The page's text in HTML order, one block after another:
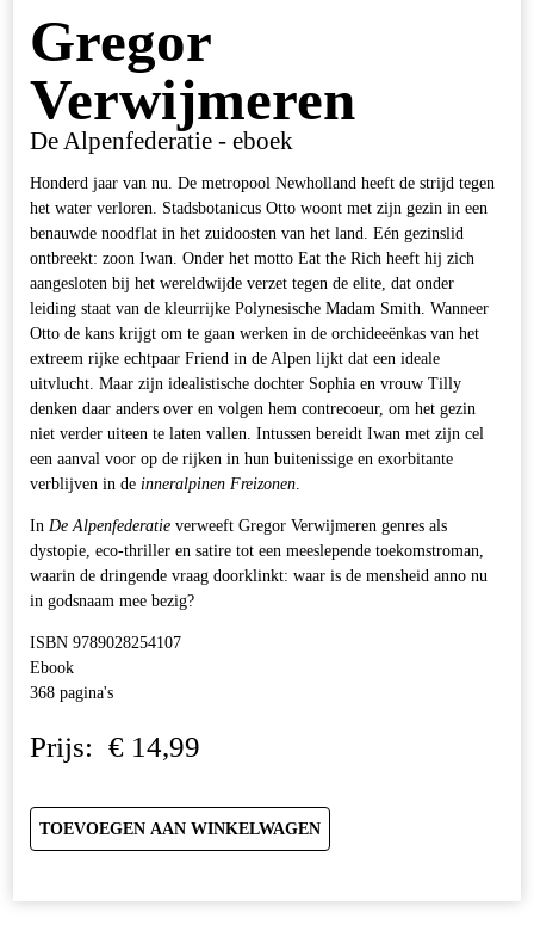
Gregor
Verwijmeren
De Alpenfederatie - eboek
Honderd jaar van nu. De metropool Newholland heeft de strijd tegen
het water verloren. Stadsbotanicus Otto woont met zijn gezin in een
benauwde noodflat in het zuidoosten van het land. Eén gezinslid
ontbreekt: zoon Iwan. Onder het motto Eat the Rich heeft hij zich
aangesloten bij het wereldwijde verzet tegen de elite, dat onder
leiding staat van de kleurrijke Polynesische Madam Smith. Wanneer
Otto de kans krijgt om te gaan werken in de orchideeënkas van het
extreem rijke echtpaar Friend in de Alpen lijkt dat een ideale
uitvlucht. Maar zijn idealistische dochter Sophia en vrouw Tilly
denken daar anders over en volgen hem contrecoeur, om het gezin
niet verder uiteen te laten vallen. Intussen bereidt Iwan met zijn cel
een aanval voor op de rijken in hun buitenissige en exorbitante
verblijven in deinneralpinen Freizonen.
InDe Alpenfederatie verweeft Gregor Verwijmeren genres als
dystopie, eco-thriller en satire tot een meeslepende toekomstroman,
waarin de dringende vraag doorklinkt: waar is de mensheid anno nu
in godsnaam mee bezig?
ISBN 9789028254107
Ebook
368 pagina's
Prijs: €14,99
TOEVOEGEN AAN WINKELWAGEN